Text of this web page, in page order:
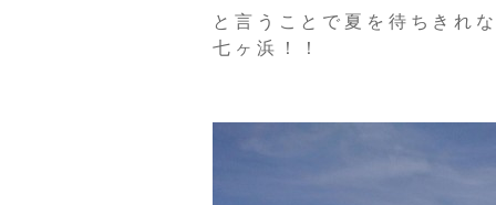
と言うことで夏を待ちきれ
七ヶ浜！！